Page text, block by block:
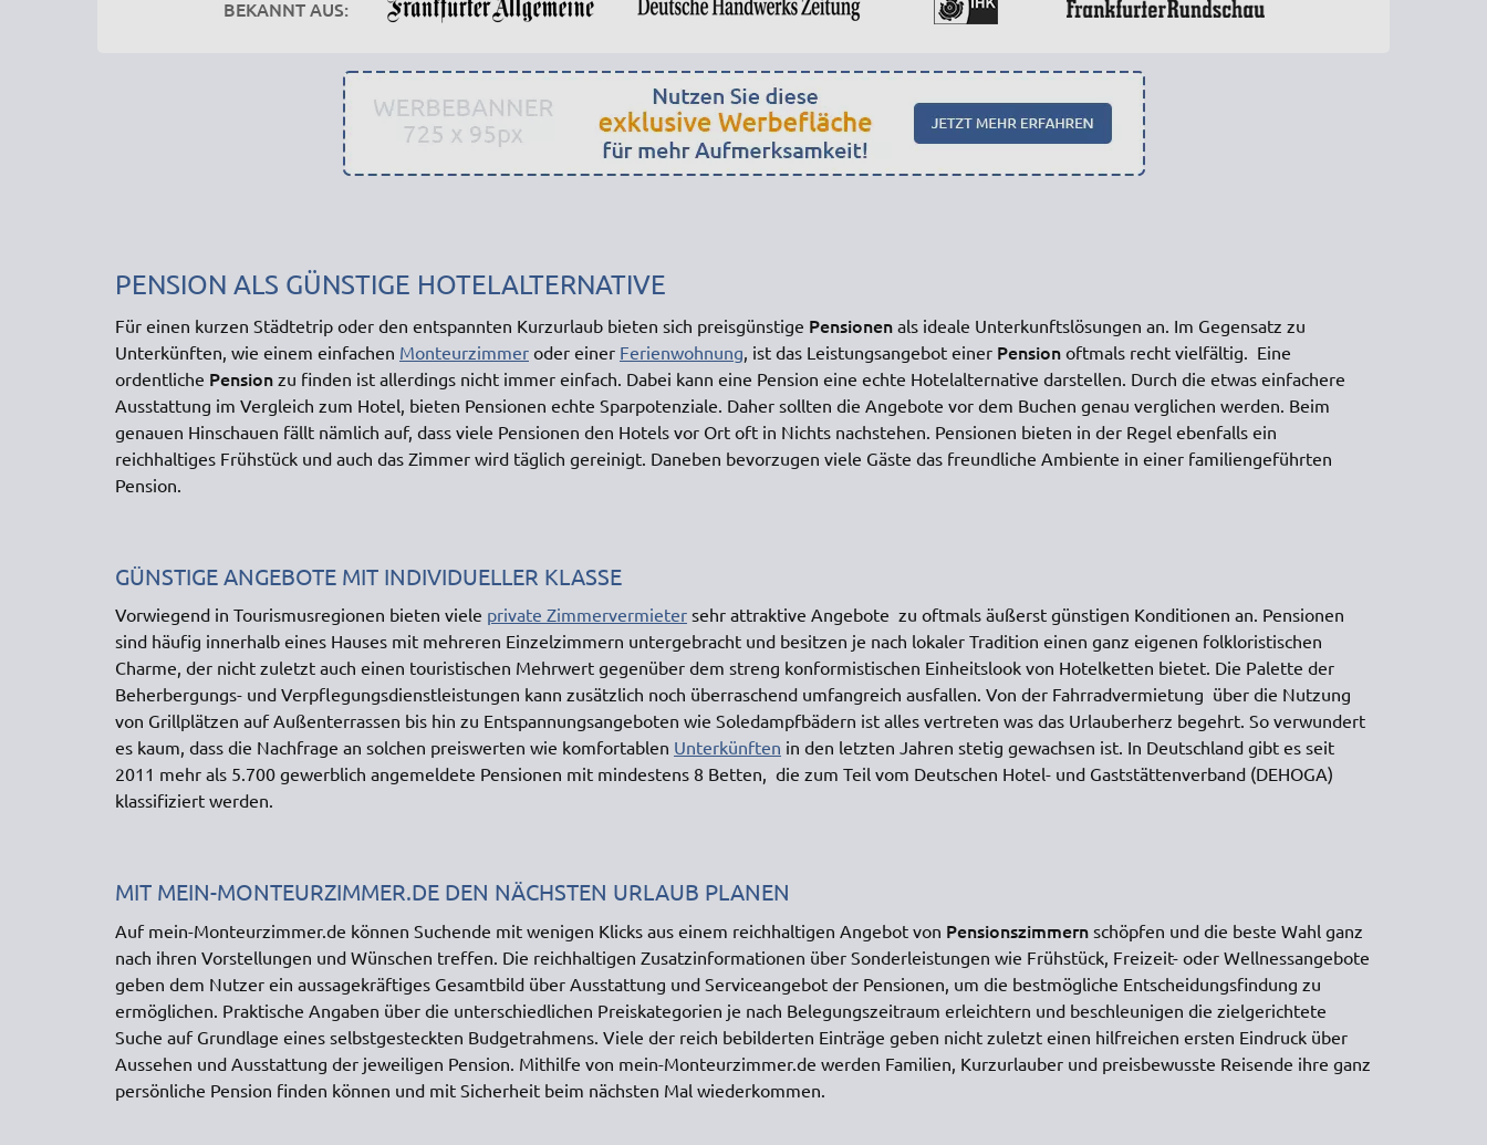
BEKANNT AUS:
PENSION ALS GÜNSTIGE HOTELALTERNATIVE
Für einen kurzen Städtetrip oder den entspannten Kurzurlaub bieten sich preisgünstige Pensionen als ideale Unterkunftslösungen an. Im Gegensatz zu
Unterkünften, wie einem einfachen Monteurzimmer oder einer Ferienwohnung , ist das Leistungsangebot einer Pension oftmals recht vielfältig. Eine
ordentliche Pension zu finden ist allerdings nicht immer einfach. Dabei kann eine Pension eine echte Hotelalternative darstellen. Durch die etwas einfachere
Ausstattung im Vergleich zum Hotel, bieten Pensionen echte Sparpotenziale. Daher sollten die Angebote vor dem Buchen genau verglichen werden. Beim
genauen Hinschauen fällt nämlich auf, dass viele Pensionen den Hotels vor Ort oft in Nichts nachstehen. Pensionen bieten in der Regel ebenfalls ein
reichhaltiges Frühstück und auch das Zimmer wird täglich gereinigt. Daneben bevorzugen viele Gäste das freundliche Ambiente in einer familiengeführten
Pension.
GÜNSTIGE ANGEBOTE MIT INDIVIDUELLER KLASSE
Vorwiegend in Tourismusregionen bieten viele private Zimmervermieter sehr attraktive Angebote zu oftmals äußerst günstigen Konditionen an. Pensionen
sind häufig innerhalb eines Hauses mit mehreren Einzelzimmern untergebracht und besitzen je nach lokaler Tradition einen ganz eigenen folkloristischen
Charme, der nicht zuletzt auch einen touristischen Mehrwert gegenüber dem streng konformistischen Einheitslook von Hotelketten bietet. Die Palette der
Beherbergungs- und Verpflegungsdienstleistungen kann zusätzlich noch überraschend umfangreich ausfallen. Von der Fahrradvermietung über die Nutzung
von Grillplätzen auf Außenterrassen bis hin zu Entspannungsangeboten wie Soledampfbädern ist alles vertreten was das Urlauberherz begehrt. So verwundert
es kaum, dass die Nachfrage an solchen preiswerten wie komfortablen Unterkünften in den letzten Jahren stetig gewachsen ist. In Deutschland gibt es seit
2011 mehr als 5.700 gewerblich angemeldete Pensionen mit mindestens 8 Betten, die zum Teil vom Deutschen Hotel- und Gaststättenverband (DEHOGA)
klassifiziert werden.
MIT MEIN-MONTEURZIMMER.DE DEN NÄCHSTEN URLAUB PLANEN
Auf mein-Monteurzimmer.de können Suchende mit wenigen Klicks aus einem reichhaltigen Angebot von Pensionszimmern schöpfen und die beste Wahl ganz
nach ihren Vorstellungen und Wünschen treffen. Die reichhaltigen Zusatzinformationen über Sonderleistungen wie Frühstück, Freizeit- oder Wellnessangebote
geben dem Nutzer ein aussagekräftiges Gesamtbild über Ausstattung und Serviceangebot der Pensionen, um die bestmögliche Entscheidungsfindung zu
ermöglichen. Praktische Angaben über die unterschiedlichen Preiskategorien je nach Belegungszeitraum erleichtern und beschleunigen die zielgerichtete
Suche auf Grundlage eines selbstgesteckten Budgetrahmens. Viele der reich bebilderten Einträge geben nicht zuletzt einen hilfreichen ersten Eindruck über
Aussehen und Ausstattung der jeweiligen Pension. Mithilfe von mein-Monteurzimmer.de werden Familien, Kurzurlauber und preisbewusste Reisende ihre ganz
persönliche Pension finden können und mit Sicherheit beim nächsten Mal wiederkommen.